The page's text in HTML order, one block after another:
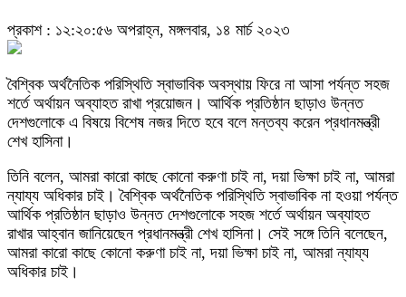
প্রকাশ : ১২:২০:৫৬ অপরাহ্ন, মঙ্গলবার, ১৪ মার্চ ২০২৩
বৈশ্বিক অর্থনৈতিক পরিস্থিতি স্বাভাবিক অবস্থায় ফিরে না আসা পর্যন্ত সহজ
শর্তে অর্থায়ন অব্যাহত রাখা প্রয়োজন। আর্থিক প্রতিষ্ঠান ছাড়াও উন্নত
দেশগুলোকে এ বিষয়ে বিশেষ নজর দিতে হবে বলে মন্তব্য করেন প্রধানমন্ত্রী
শেখ হাসিনা।
তিনি বলেন, আমরা কারো কাছে কোনো করুণা চাই না, দয়া ভিক্ষা চাই না, আমরা
ন্যায্য অধিকার চাই। বৈশ্বিক অর্থনৈতিক পরিস্থিতি স্বাভাবিক না হওয়া পর্যন্ত
আর্থিক প্রতিষ্ঠান ছাড়াও উন্নত দেশগুলোকে সহজ শর্তে অর্থায়ন অব্যাহত
রাখার আহ্বান জানিয়েছেন প্রধানমন্ত্রী শেখ হাসিনা। সেই সঙ্গে তিনি বলেছেন,
আমরা কারো কাছে কোনো করুণা চাই না, দয়া ভিক্ষা চাই না, আমরা ন্যায্য
অধিকার চাই।